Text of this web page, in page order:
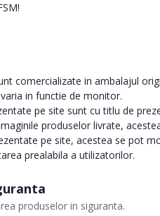
produselor in siguranta.
comercializate in ambalajul
in functie de monitor.
pe site sunt cu titlu de
produselor livrate,
pe site, acestea se pot
prealabila a utilizatorilor.